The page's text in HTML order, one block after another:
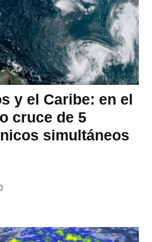
y el Caribe: en el
cruce de 5
simultáneos